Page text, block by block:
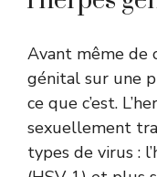
Avant même de
génital sur une
ce que c’est.
sexuellement
types de virus :